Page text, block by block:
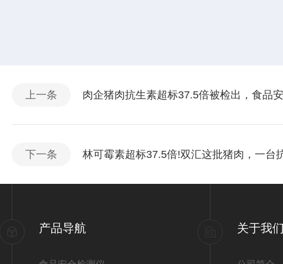
上一条 肉企猪肉抗生素超标37.5倍被检出，食品
下一条 林可霉素超标37.5倍!双汇这批猪肉，一台
产品导航 关于我们